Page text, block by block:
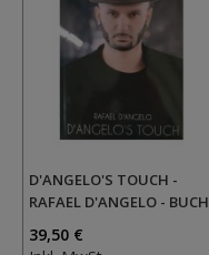
D'ANGELO'S TOUCH -
RAFAEL D'ANGELO - BUCH
39,50 €